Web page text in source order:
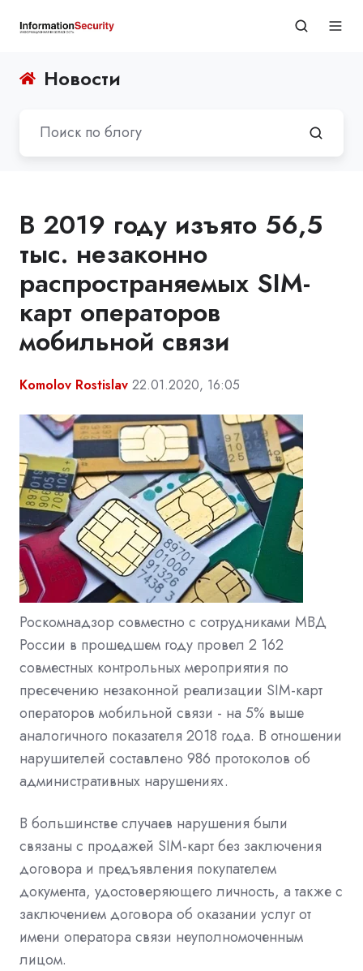
Новости
В 2019 году изъято 56,5
тыс. незаконно
распространяемых SIM-
карт операторов
мобильной связи
Komolov Rostislav 22.01.2020, 16:05
Роскомнадзор совместно с сотрудниками МВД
России в прошедшем году провел 2 162
совместных контрольных мероприятия по
пресечению незаконной реализации SIM-карт
операторов мобильной связи - на 5% выше
аналогичного показателя 2018 года. В отношении
нарушителей составлено 986 протоколов об
административных нарушениях.
В большинстве случаев нарушения были
связаны с продажей SIM-карт без заключения
договора и предъявления покупателем
документа, удостоверяющего личность, а также с
заключением договора об оказании услуг от
имени оператора связи неуполномоченным
лицом.